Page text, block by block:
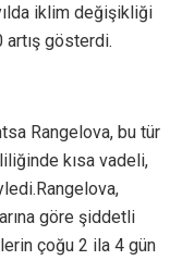
iklim değişikliği
artış gösterdi.
Rangelova, bu tür
kısa vadeli,
göre şiddetli
çoğu 2 ila 4 gün